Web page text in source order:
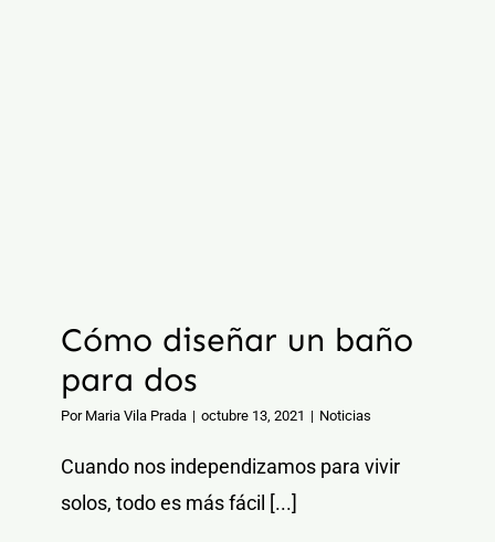
Cómo diseñar un baño
para dos
Por Maria Vila Prada | octubre 13, 2021 | Noticias
Cuando nos independizamos para vivir
solos, todo es más fácil [...]